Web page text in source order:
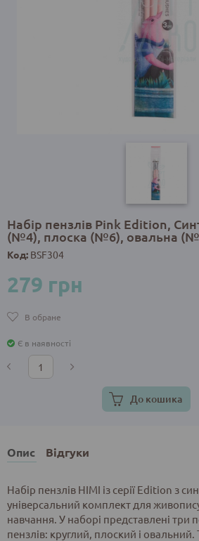
Набір пензлів Pink Edition,
(№4), плоска (№6), овальна
Код: BSF304
279 грн
В обране
Є в наявності
До кошика
Опис Відгуки
Набір пензлів HIMI із серії Edition з
універсальний комплект для
навчання. У наборі представлені три
пензлів: круглий, плоский і овальний.